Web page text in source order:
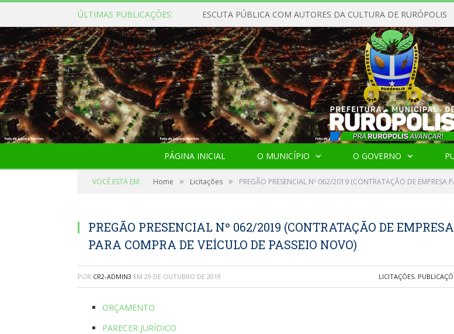
ÚLTIMAS PUBLICAÇÕES: ESCUTA PÚBLICA COM AUTORES DA CULTURA DE RURÓPOLIS
PÁGINA INICIAL O MUNICÍPIO O GOVERNO
VOCÊ ESTÁ EM: Home » Licitações » PREGÃO PRESENCIAL Nº 062/2019 (CONTRATAÇÃO DE EMPRESA
PREGÃO PRESENCIAL Nº 062/2019 (CONTRATAÇÃO DE EMPRESA
PARA COMPRA DE VEÍCULO DE PASSEIO NOVO)
POR CR2-ADMIN3 EM 29 DE OUTUBRO DE 2019 LICITAÇÕES,
ORÇAMENTO
PARECER JURÍDICO